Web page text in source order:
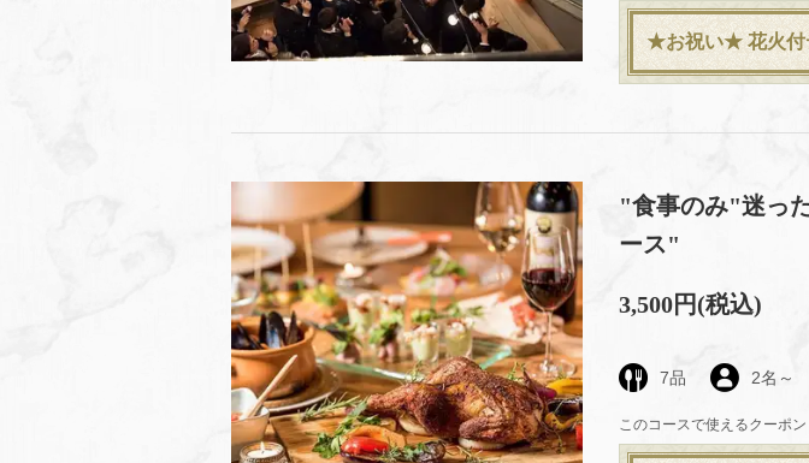
★お祝い★ 花火付
"食事のみ"迷っ
ース"
3,500円(税込)
7品 2名～
このコースで使えるクーポン